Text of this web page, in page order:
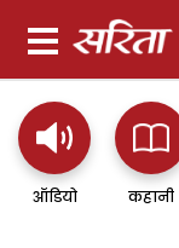
ऑडियो कहानी